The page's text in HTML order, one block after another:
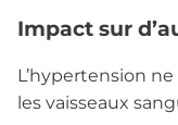
Impact sur
L’hypertension
les vaisseaux